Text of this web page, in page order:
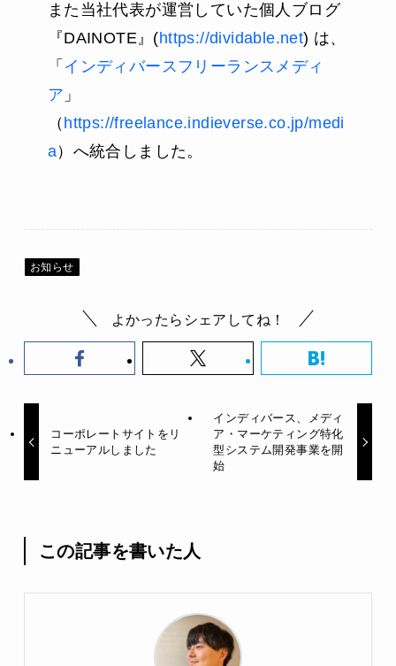
また当社代表が運営していた個人ブログ
『DAINOTE』(https://dividable.net) は、
「 インディバースフリーランスメディ
ア 」
（ https://freelance.indieverse.co.jp/medi
a）へ統合しました。
お知らせ
よかったらシェアしてね！
コーポレートサイトをリ
ニューアルしました
インディバース、メディ
ア・マーケティング特化
型システム開発事業を開
始
この記事を書いた人